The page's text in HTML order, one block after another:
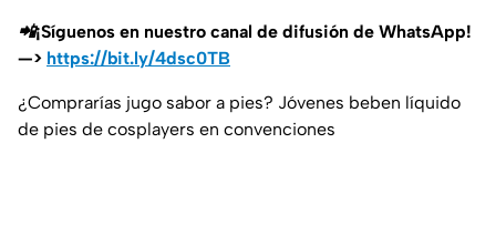
📲¡Síguenos en nuestro canal de difusión de WhatsApp!
—> https://bit.ly/4dsc0TB
¿Comprarías jugo sabor a pies? Jóvenes beben líquido
de pies de cosplayers en convenciones